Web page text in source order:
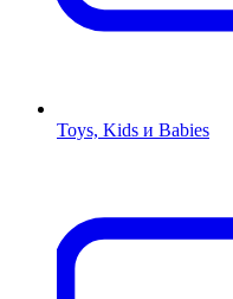
Toys, Kids и Babies